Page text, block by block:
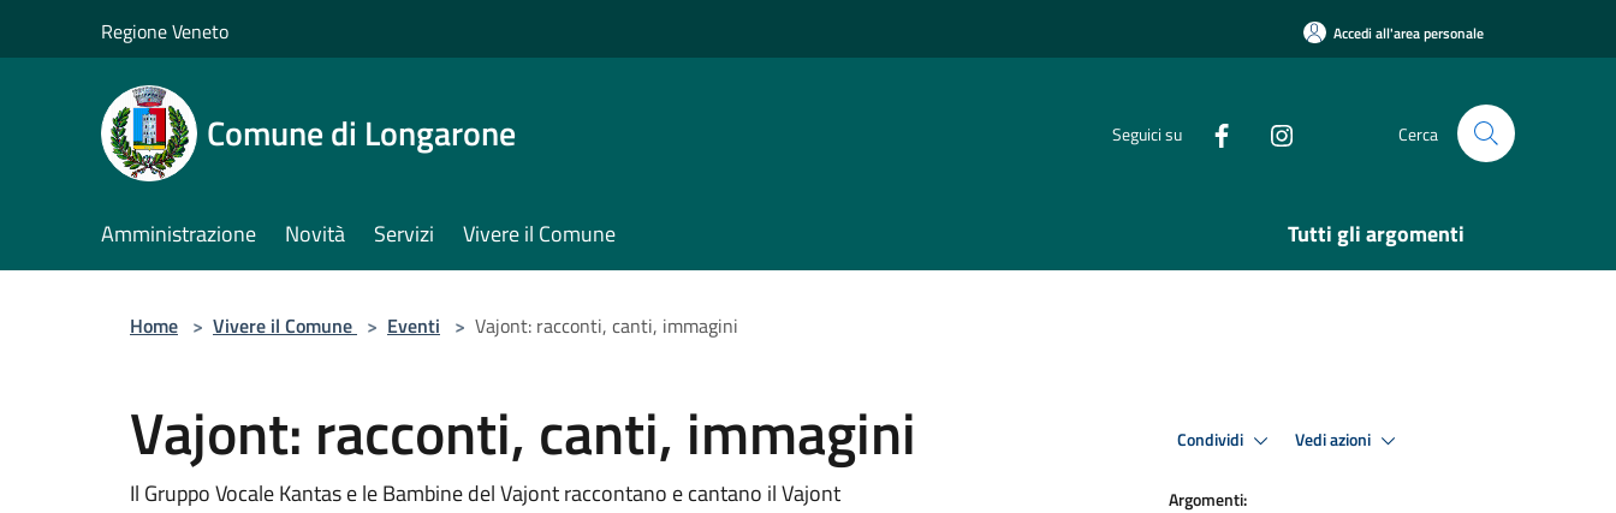
Regione Veneto Accedi all'area personale
Comune di Longarone Seguici su Cerca
Amministrazione Novità Servizi Vivere il Comune Tutti gli argomenti
Home > Vivere il Comune > Eventi > Vajont: racconti, canti, immagini
Vajont: racconti, canti, immagini
Il Gruppo Vocale Kantas e le Bambine del Vajont raccontano e cantano il Vajont
Condividi Vedi azioni
Argomenti: